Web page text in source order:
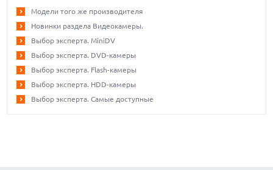
Модели того же производителя
Новинки раздела Видеокамеры.
Выбор эксперта. MiniDV
Выбор эксперта. DVD-камеры
Выбор эксперта. Flash-камеры
Выбор эксперта. HDD-камеры
Выбор эксперта. Самые доступные